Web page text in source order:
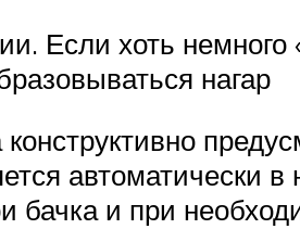
Если хоть
нагар
автоматически
бачка и при